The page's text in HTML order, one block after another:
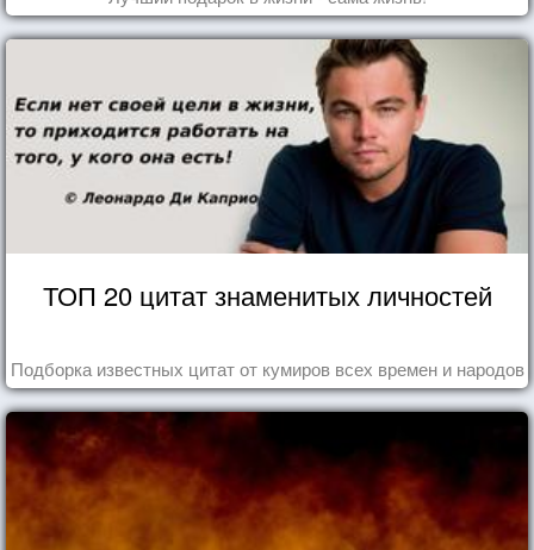
ТОП 20 цитат знаменитых личностей
Подборка известных цитат от кумиров всех времен и народов